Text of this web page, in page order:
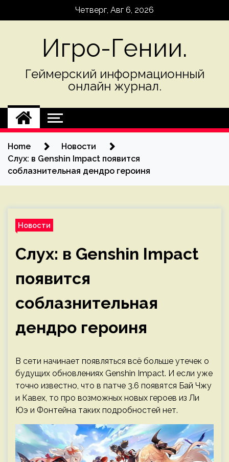
Четверг, Авг 6, 2026
Игро-Гении.
Геймерский информационный
онлайн журнал.
Home
Новости
Слух: в Genshin Impact появится
соблазнительная дендро героиня
Новости
Слух: в Genshin Impact
появится
соблазнительная
дендро героиня
В сети начинает появляться всё больше утечек о
будущих обновлениях Genshin Impact. И если уже
точно известно, что в патче 3.6 появятся Бай Чжу
и Кавех, то про возможных новых героев из Ли
Юэ и Фонтейна таких подробностей нет.